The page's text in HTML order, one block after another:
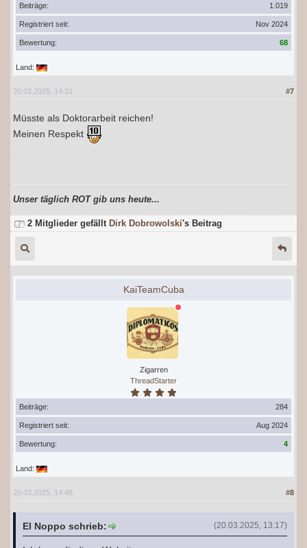
Beiträge: 1.019
Registriert seit: Nov 2024
Bewertung: 68
Land:
#7
20.03.2025, 14:31
Müsste als Doktorarbeit reichen!
Meinen Respekt
Unser täglich ROT gib uns heute...
2 Mitglieder gefällt Dirk Dobrowolski's Beitrag
KaiTeamCuba
Zigarren
ThreadStarter
Beiträge: 284
Registriert seit: Aug 2024
Bewertung: 4
Land:
#8
20.03.2025, 14:48
(20.03.2025, 13:17)
El Noppo schrieb: